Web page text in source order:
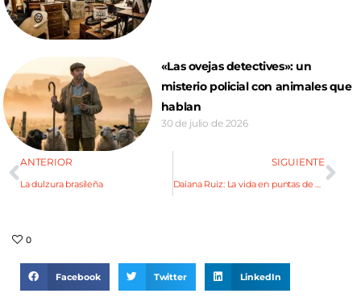
«Las ovejas detectives»: un
misterio policial con animales que
hablan
30 de julio de 2026
ANTERIOR
La dulzura brasileña
SIGUIENTE
Daiana Ruiz: La vida en puntas de pie
0
Facebook Twitter LinkedIn